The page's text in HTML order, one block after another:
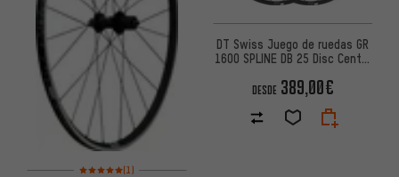
Valoración media: 5 de 5 basada en 1 reseñas
(1)
DT Swiss Juego de ruedas GR
1600 SPLINE DB 25 Disc Center
DESDE 389,00€